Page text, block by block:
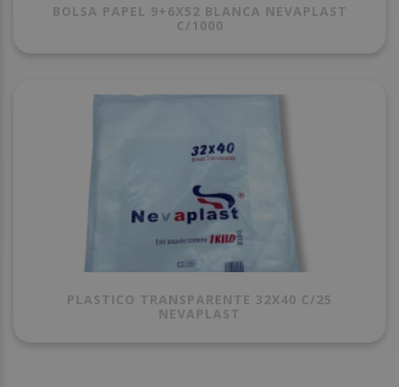
BOLSA PAPEL 9+6X52 BLANCA NEVAPLAST
C/1000
PLASTICO TRANSPARENTE 32X40 C/25
NEVAPLAST